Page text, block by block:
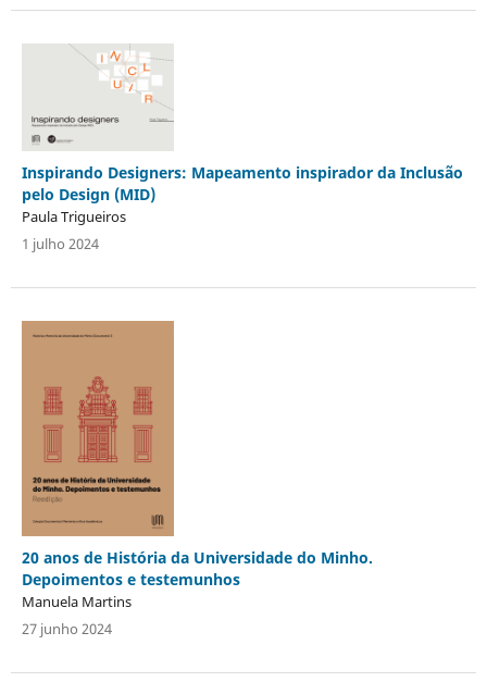
Inspirando Designers: Mapeamento inspirador da Inclusão
pelo Design (MID)
Paula Trigueiros
1 julho 2024
20 anos de História da Universidade do Minho.
Depoimentos e testemunhos
Manuela Martins
27 junho 2024